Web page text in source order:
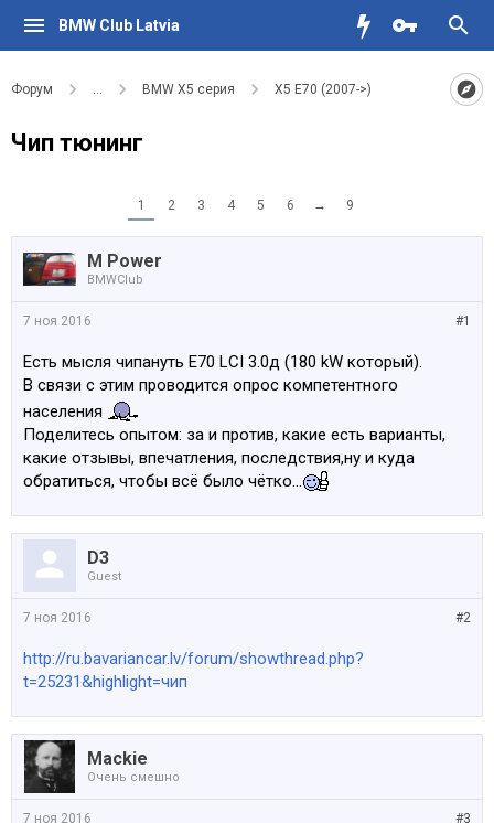
BMW Club Latvia
Форум ... BMW X5 серия X5 E70 (2007->)
Чип тюнинг
1 2 3 4 5 6 → 9
M Power
BMWClub
#1
7 ноя 2016
Есть мысля чипануть Е70 LCI 3.0д (180 kW который).
В связи с этим проводится опрос компетентного
населения
Поделитесь опытом: за и против, какие есть варианты,
какие отзывы, впечатления, последствия,ну и куда
обратиться, чтобы всё было чётко...
D3
Guest
#2
7 ноя 2016
http://ru.bavariancar.lv/forum/showthread.php?
t=25231&highlight=чип
Mackie
Очень смешно
#3
7 ноя 2016